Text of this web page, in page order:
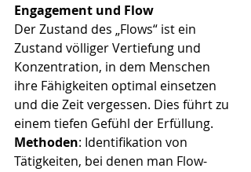
Engagement und Flow
Der Zustand des „Flows“ ist ein
Zustand völliger Vertiefung und
Konzentration, in dem Menschen
ihre Fähigkeiten optimal einsetzen
und die Zeit vergessen. Dies führt zu
einem tiefen Gefühl der Erfüllung.
Methoden: Identifikation von
Tätigkeiten, bei denen man Flow-